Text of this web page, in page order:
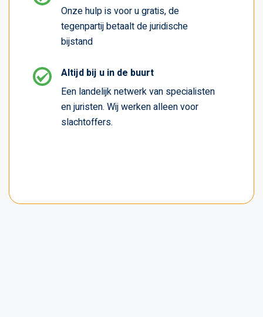
Onze hulp is voor u gratis, de
tegenpartij betaalt de juridische
bijstand
Altijd bij u in de buurt
Een landelijk netwerk van specialisten
en juristen. Wij werken alleen voor
slachtoffers.